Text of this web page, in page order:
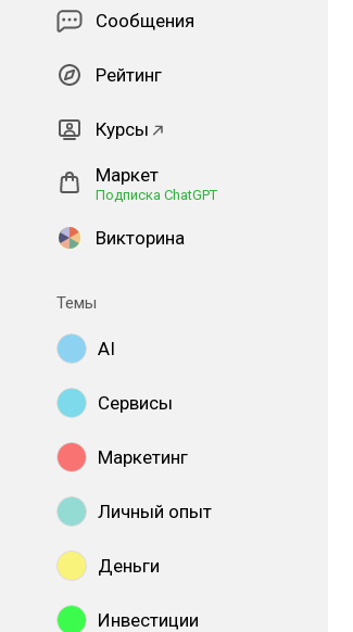
Сообщения
Рейтинг
Курсы
Маркет
Подписка ChatGPT
Викторина
Темы
AI
Сервисы
Маркетинг
Личный опыт
Деньги
Инвестиции